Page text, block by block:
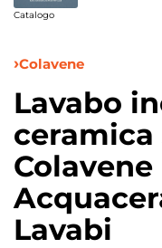
Catalogo
Colavene
Lavabo
ceramica
Colavene
Lavabi